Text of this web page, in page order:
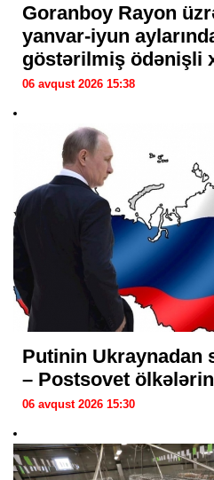
Goranboy Rayon
yanvar-iyun
göstərilmiş ödənişli
06 avqust 2026 15:38
Putinin Ukraynadan
– Postsovet
06 avqust 2026 15:30